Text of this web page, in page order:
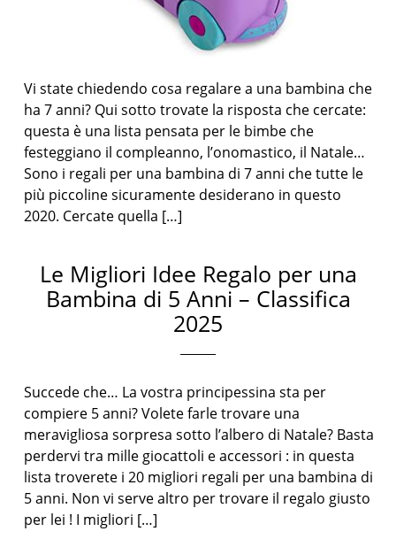
Vi state chiedendo cosa regalare a una bambina che
ha 7 anni? Qui sotto trovate la risposta che cercate:
questa è una lista pensata per le bimbe che
festeggiano il compleanno, l’onomastico, il Natale…
Sono i regali per una bambina di 7 anni che tutte le
più piccoline sicuramente desiderano in questo
2020. Cercate quella […]
Le Migliori Idee Regalo per una
Bambina di 5 Anni – Classifica
2025
Succede che… La vostra principessina sta per
compiere 5 anni? Volete farle trovare una
meravigliosa sorpresa sotto l’albero di Natale? Basta
perdervi tra mille giocattoli e accessori : in questa
lista troverete i 20 migliori regali per una bambina di
5 anni. Non vi serve altro per trovare il regalo giusto
per lei ! I migliori […]